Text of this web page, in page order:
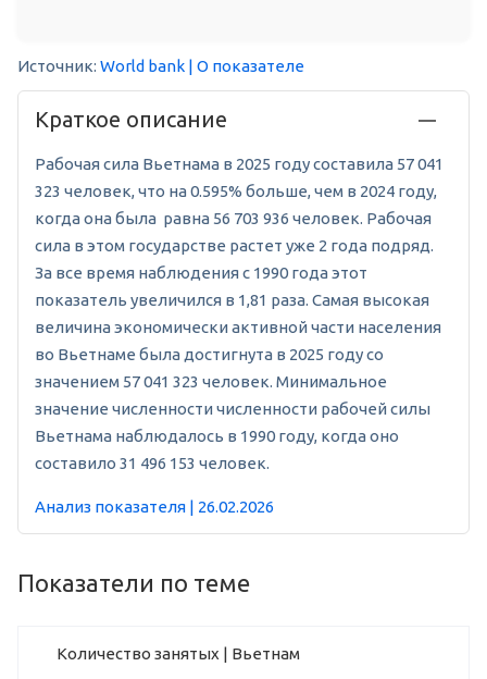
Источник: World bank | О показателе
Краткое описание
Рабочая сила Вьетнама в 2025 году составила 57 041
323 человек, что на 0.595% больше, чем в 2024 году,
когда она была равна 56 703 936 человек. Рабочая
сила в этом государстве растет уже 2 года подряд.
За все время наблюдения с 1990 года этот
показатель увеличился в 1,81 раза. Самая высокая
величина экономически активной части населения
во Вьетнаме была достигнута в 2025 году со
значением 57 041 323 человек. Минимальное
значение численности численности рабочей силы
Вьетнама наблюдалось в 1990 году, когда оно
составило 31 496 153 человек.
Анализ показателя | 26.02.2026
Показатели по теме
Количество занятых | Вьетнам